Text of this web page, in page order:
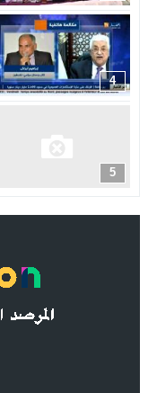
4
5